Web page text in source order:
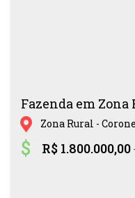
Fazenda em Zona
Zona Rural -
R$ 1.800.000,00